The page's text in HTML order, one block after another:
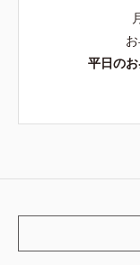
平日の